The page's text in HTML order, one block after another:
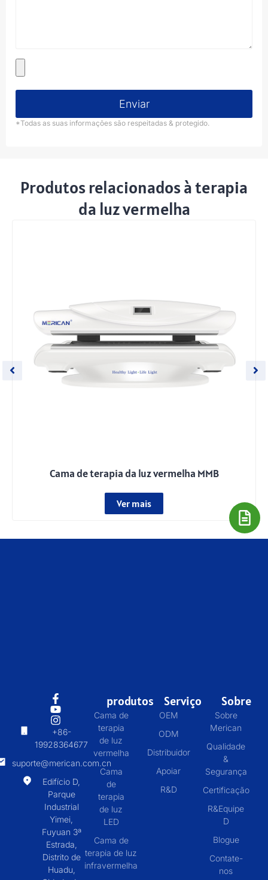
Enviar
*Todas as suas informações são respeitadas & protegido.
Produtos relacionados à terapia
da luz vermelha
Cama de terapia da luz vermelha MMB
Ver mais
+86-
19928364677
suporte@merican.com.cn
Edifício D,
Parque
Industrial
Yimei,
Fuyuan 3ª
Estrada,
Distrito de
Huadu,
produtos
Cama de
terapia
de luz
vermelha
Cama
de
terapia
de luz
LED
Cama de
terapia de luz
infravermelha
Serviço
OEM
ODM
Distribuidor
Apoiar
R&D
Sobre
Sobre
Merican
Qualidade
&
Segurança
Certificação
R&Equipe
D
Blogue
Contate-
nos